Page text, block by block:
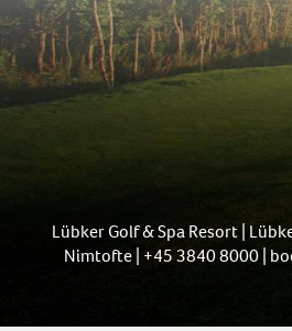
Lübker Golf & Spa Resort |
Nimtofte | +45 3840 8000 |